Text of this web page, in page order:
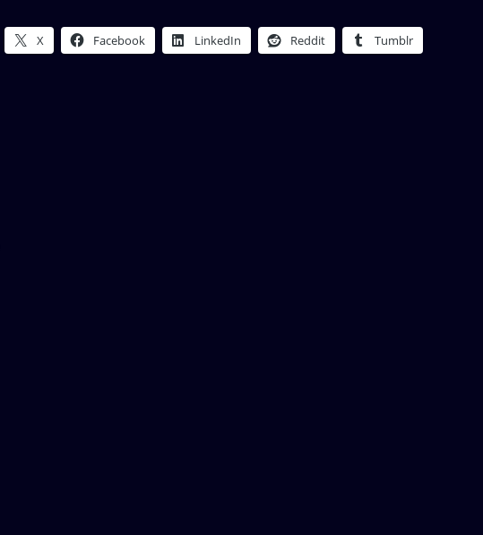
X Facebook LinkedIn Reddit Tumblr